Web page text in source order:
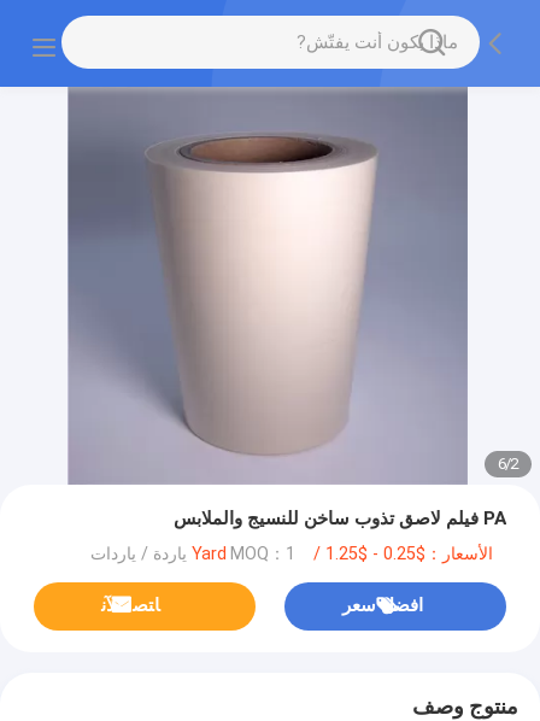
2
/
6
PA فيلم لاصق تذوب ساخن للنسيج والملابس
الأسعار：$0.25 - $1.25 / Yard MOQ：1 ياردة / ياردات
افضل سعر ﺎﺘﺼﻟ ﺍﻶﻧ
منتوج وصف